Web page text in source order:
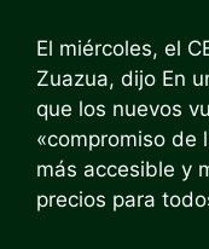
El miércoles, el
Zuazua, dijo En
que los nuevos
«compromiso de
más accesible y
precios para